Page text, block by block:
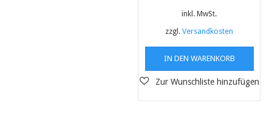
inkl. MwSt.
zzgl.Versandkosten
IN DEN WARENKORB